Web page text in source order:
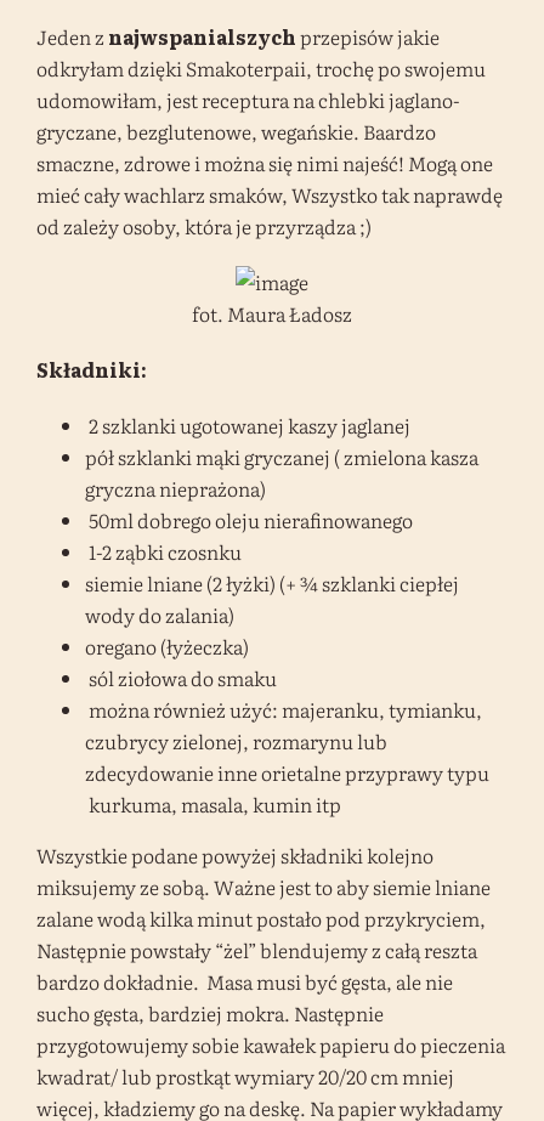
Jeden z najwspanialszychprzepisów jakie
odkryłam dzięki Smakoterpaii, trochę po swojemu
udomowiłam, jest receptura na chlebki jaglano-
gryczane, bezglutenowe, wegańskie. Baardzo
smaczne, zdrowe i można się nimi najeść! Mogą one
mieć cały wachlarz smaków, Wszystko tak naprawdę
od zależy osoby, która je przyrządza ;)
fot. Maura Ładosz
Składniki:
2 szklanki ugotowanej kaszy jaglanej
pół szklanki mąki gryczanej ( zmielona kasza
gryczna nieprażona)
50ml dobrego oleju nierafinowanego
1-2 ząbki czosnku
siemie lniane (2 łyżki) (+ ¾ szklanki ciepłej
wody do zalania)
oregano (łyżeczka)
sól ziołowa do smaku
można również użyć: majeranku, tymianku,
czubrycy zielonej, rozmarynu lub
zdecydowanie inne orietalne przyprawy typu
kurkuma, masala, kumin itp
Wszystkie podane powyżej składniki kolejno
miksujemy ze sobą. Ważne jest to aby siemie lniane
zalane wodą kilka minut postało pod przykryciem,
Następnie powstały “żel” blendujemy z całą reszta
bardzo dokładnie. Masa musi być gęsta, ale nie
sucho gęsta, bardziej mokra. Następnie
przygotowujemy sobie kawałek papieru do pieczenia
kwadrat/ lub prostkąt wymiary 20/20 cm mniej
więcej, kładziemy go na deskę. Na papier wykładamy